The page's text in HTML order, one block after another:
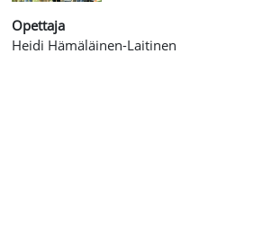
Opettaja
Heidi Hämäläinen-Laitinen